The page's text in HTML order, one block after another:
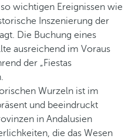
wichtigen Ereignissen wie
Inszenierung der
Die Buchung eines
ausreichend im Voraus
der „Fiestas
Wurzeln ist im
und beeindruckt
in Andalusien
die das Wesen